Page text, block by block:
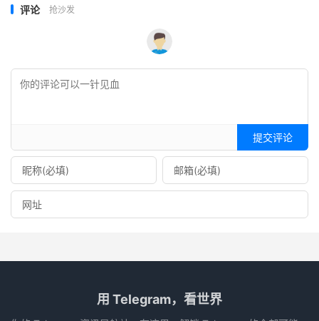
评论 抢沙发
提交评论
用 Telegram，看世界